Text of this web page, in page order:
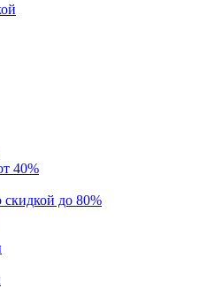
40%
до 80%